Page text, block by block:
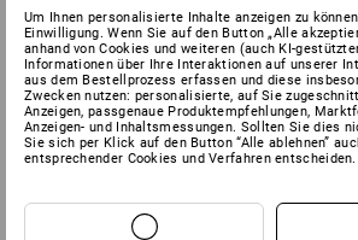
der Viskose „Seiden“-, „Baumwoll-„ oder
werden. Viskose ist saugfähiger als
nassem Zustand nicht sehr reißfest und
Kleidung aus Viskose lässt sich meist bei
Schonwaschgang waschen. Nur schwach
schleudern und nass aufhängen. Bitte
Pflegeanleitung im Kleidungsstück selbst
Um Ihnen personalisierte Inhalte anzeigen zu
Einwilligung. Wenn Sie auf den Button „Alle
anhand von Cookies und weiteren (auch KI-
Informationen über Ihre Interaktionen auf unserer
aus dem Bestellprozess erfassen und diese
Zwecken nutzen: personalisierte, auf Sie
Anzeigen, passgenaue Produktempfehlungen,
Anzeigen- und Inhaltsmessungen. Sollten Sie dies
Sie sich per Klick auf den Button “Alle ablehnen”
entsprechender Cookies und Verfahren entscheiden.